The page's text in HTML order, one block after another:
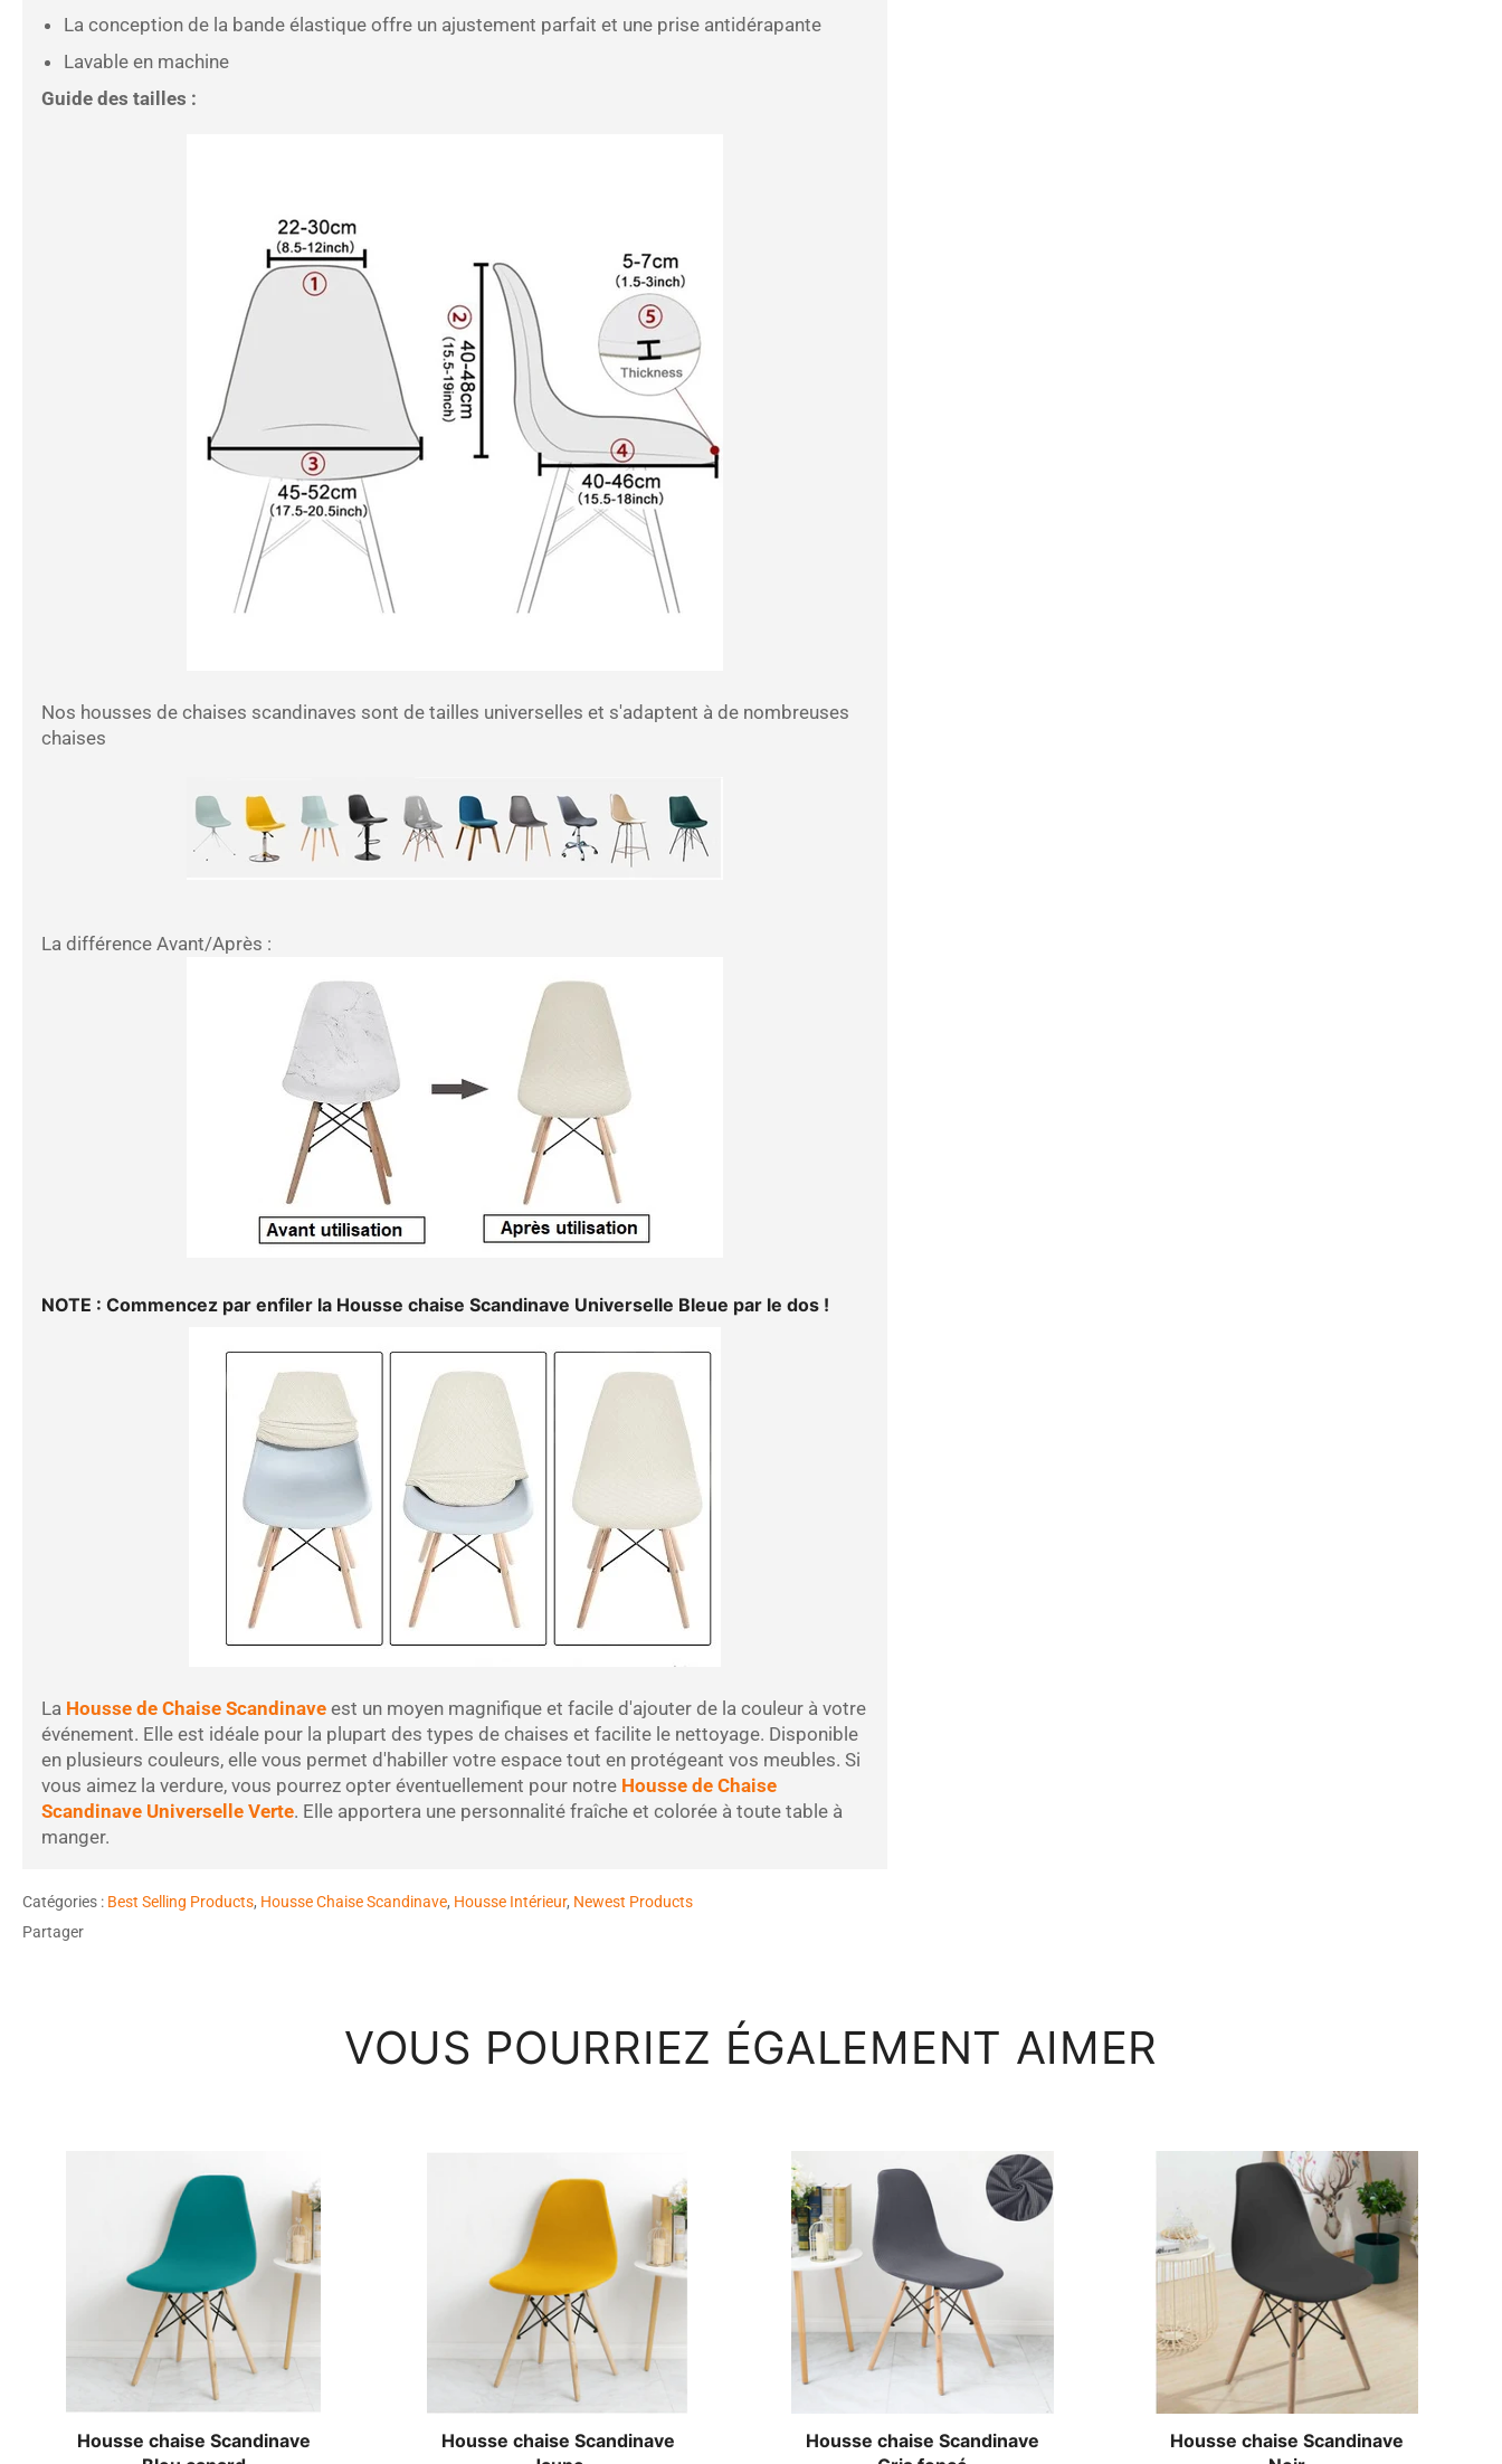
La conception de la bande élastique offre un ajustement parfait et une prise antidérapante
Lavable en machine
Guide des tailles :
Nos housses de chaises scandinaves sont de tailles universelles et s'adaptent à de nombreuses
chaises
La différence Avant/Après :
NOTE : Commencez par enfiler la Housse chaise Scandinave Universelle Bleue par le dos !
La Housse de Chaise Scandinave est un moyen magnifique et facile d'ajouter de la couleur à votre
événement. Elle est idéale pour la plupart des types de chaises et facilite le nettoyage. Disponible
en plusieurs couleurs, elle vous permet d'habiller votre espace tout en protégeant vos meubles. Si
vous aimez la verdure, vous pourrez opter éventuellement pour notre Housse de Chaise
Scandinave Universelle Verte. Elle apportera une personnalité fraîche et colorée à toute table à
manger.
Catégories : Best Selling Products, Housse Chaise Scandinave, Housse Intérieur, Newest Products
Partager
VOUS POURRIEZ ÉGALEMENT AIMER
Housse chaise Scandinave
Housse chaise Scandinave
Housse chaise Scandinave
Housse chaise Scandinave